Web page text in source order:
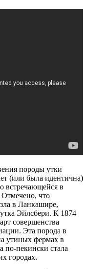
породы утки
(или была идентична)
встречающейся в
что
в Ланкашире,
Эйлсбери. К 1874
совершенства
Эта порода в
утиных фермах в
по-пекински стала
городах.